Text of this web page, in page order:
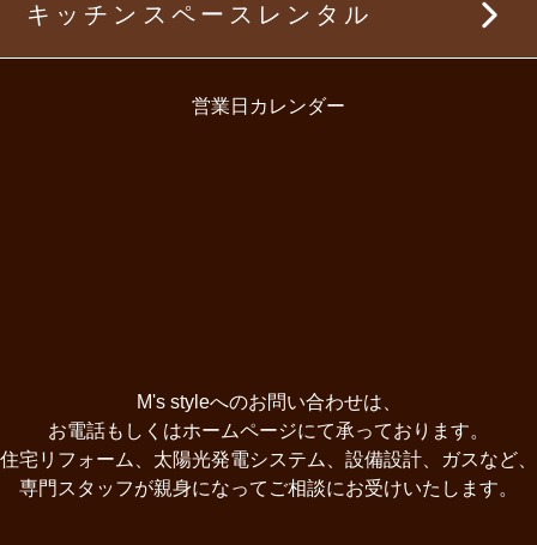
屋根・外壁リフォーム
屋根・外壁リフォーム事例
キッチンスペースレンタル
営業日カレンダー
M's styleへのお問い合わせは、
お電話もしくはホームページにて承っております。
住宅リフォーム、太陽光発電システム、設備設計、ガスなど、
専門スタッフが親身になってご相談にお受けいたします。